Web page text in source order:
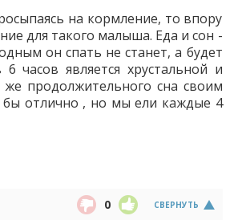
на кормление, то впору
для такого малыша. Еда и сон -
он спать не станет, а будет
является хрустальной и
продолжительного сна своим
бы отлично , но мы ели каждые 4
СВЕРНУТЬ
0